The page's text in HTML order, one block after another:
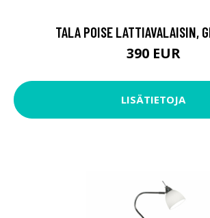
TALA POISE LATTIAVALAISIN,
390 EUR
LISÄTIETOJA